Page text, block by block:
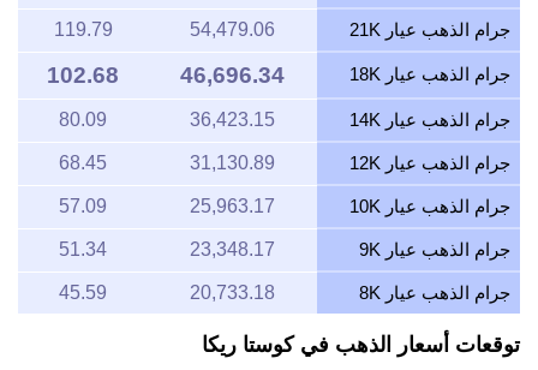
جرام الذهب عيار 21K 54,479.06
119.79
جرام الذهب عيار 18K 46,696.34
102.68
جرام الذهب عيار 14K 36,423.15
80.09
جرام الذهب عيار 12K 31,130.89
68.45
جرام الذهب عيار 10K 25,963.17
57.09
جرام الذهب عيار 9K 23,348.17
51.34
جرام الذهب عيار 8K 20,733.18
45.59
توقعات أسعار الذهب في كوستا ريكا